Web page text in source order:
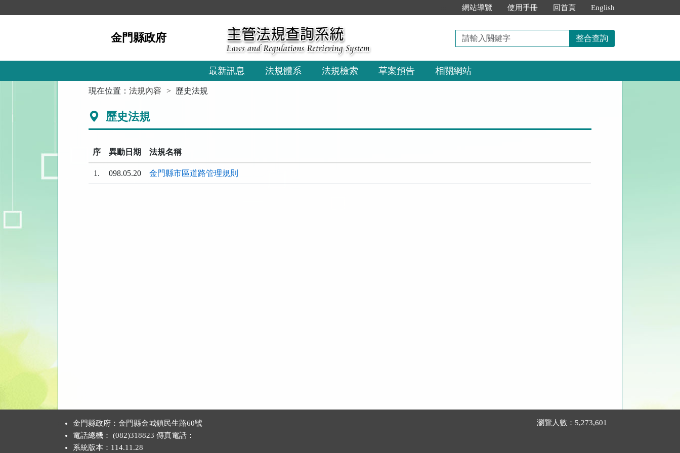
到
網站導覽 使用手冊 回首頁 English
金門縣政府
請
輸
入
關
鍵
整合查詢
最新訊息 法規體系 法規檢索 草案預告 相關網站
現在位置：法規內容 歷史法規
歷史法規
序 異動日期 法規名稱
1. 098.05.20 金門縣市區道路管理規則
金門縣政府：金門縣金城鎮民生路60號
電話總機： (082)318823 傳真電話：
系統版本： 114.11.28
瀏覽人數：5,273,601